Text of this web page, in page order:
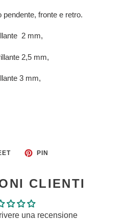
fronte e retro.
2 mm,
2,5 mm,
3 mm,
TWITTA
PIN
CLIENTI
una recensione